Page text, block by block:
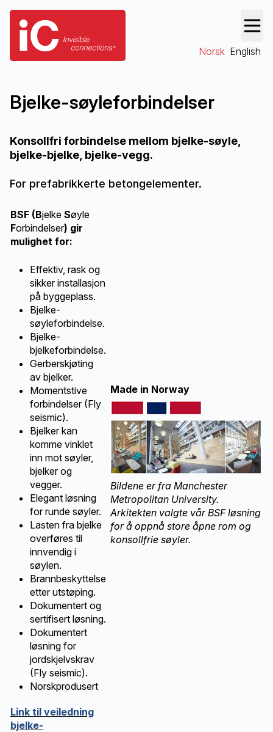
Norsk English
Bjelke-søyle­forbindelser
Konsollfri forbindelse mellom bjelke-søyle,
bjelke-bjelke, bjelke-vegg.
For prefabrikkerte betongelementer.
BSF (Bjelke Søyle
Forbindelser) gir
mulighet for:
Effektiv, rask og
sikker installasjon
på byggeplass.
Bjelke-
søyleforbindelse.
Bjelke-
bjelkeforbindelse.
Gerberskjøting
av bjelker.
Momentstive
forbindelser (Fly
seismic).
Bjelker kan
komme vinklet
inn mot søyler,
bjelker og
vegger.
Elegant løsning
for runde søyler.
Lasten fra bjelke
overføres til
innvendig i
søylen.
Brannbeskyttelse
etter utstøping.
Dokumentert og
sertifisert løsning.
Dokumentert
løsning for
jordskjelvskrav
(Fly seismic).
Norskprodusert
Made in Norway
Bildene er fra Manchester
Metropolitan University.
Arkitekten valgte vår BSF løsning
for å oppnå store åpne rom og
konsollfrie søyler.
Link til veiledning
bjelke-